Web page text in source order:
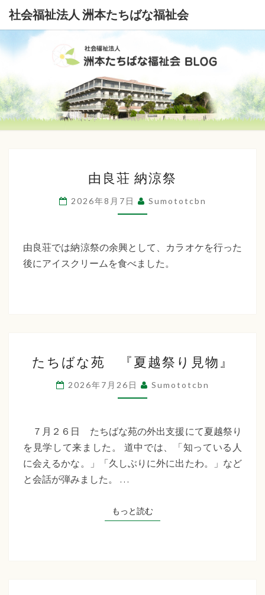
社会福祉法人 洲本たちばな福祉会
社
会
福
法
人
本
た
福
祉
会
良
荘
納
祭
由良荘 納涼祭
2026年8月7日 Sumototcbn
由良荘では納涼祭の余興として、カラオケを行った
後にアイスクリームを食べました。
ち
ば
な
『夏
越
祭
物』
たちばな苑 『夏越祭り見物』
2026年7月26日 Sumototcbn
７月２６日 たちばな苑の外出支援にて夏越祭り
を見学して来ました。 道中では、「知っている人
に会えるかな。」「久しぶりに外に出たわ。」など
と会話が弾みました。 …
もっと読むもっと読む